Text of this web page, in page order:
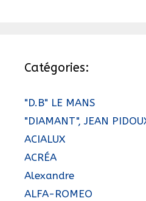
Catégories:
"D.B" LE MANS
"DIAMANT", JEAN
ACIALUX
ACRÉA
Alexandre
ALFA-ROMEO